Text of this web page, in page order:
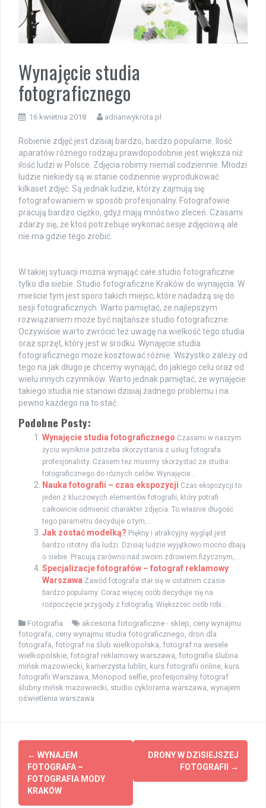
Wynajęcie studia
fotograficznego
16 kwietnia 2018 adrianwykrota.pl
Robienie zdjęć jest dzisiaj bardzo, bardzo popularne. Ilość
aparatów różnego rodzaju prawdopodobnie jest większa niż
ilość ludzi w Polsce. Zdjęcia robimy niemal codziennie. Młodzi
ludzie niekiedy są w stanie codziennie wyprodukować
kilkaset zdjęć. Są jednak ludzie, którzy zajmują się
fotografowaniem w sposób profesjonalny. Fotografowie
pracują bardzo ciężko, gdyż mają mnóstwo zleceń. Czasami
zdarzy się, że ktoś potrzebuje wykonać sesje zdjęciową ale
nie ma gdzie tego zrobić.
W takiej sytuacji można wynająć całe studio fotograficzne
tylko dla siebie. Studio fotograficzne Kraków do wynajęcia. W
mieście tym jest sporo takich miejsc, które nadadzą się do
sesji fotograficznych. Warto pamiętać, że najlepszym
rozwiązaniem może być najtańsze studio fotograficzne.
Oczywiście warto zwrócić też uwagę na wielkość tego studia
oraz sprzęt, który jest w środku. Wynajęcie studia
fotograficznego może kosztować różnie. Wszystko zależy od
tego na jak długo je chcemy wynająć, do jakiego celu oraz od
wielu innych czynników. Warto jednak pamiętać, że wynajęcie
takiego studia nie stanowi dzisiaj żadnego problemu i na
pewno każdego na to stać.
Podobne Posty:
Wynajęcie studia fotograficznego Czasami w naszym
życiu wyniknie potrzeba skorzystania z usług fotografa
profesjonalisty. Czasem też musimy skorzystać ze studia
fotograficznego do różnych celów. Wynajęcie...
Nauka fotografii – czas ekspozycji Czas ekspozycji to
jeden z kluczowych elementów fotografii, który potrafi
całkowicie odmienić charakter zdjęcia. To właśnie długość
tego parametru decyduje o tym,...
Jak zostać modelką? Piękny i atrakcyjny wygląd jest
bardzo istotny dla ludzi. Dzisiaj ludzie wyjątkowo mocno dbają
o siebie. Pracują zarówno nad swoim zdrowiem fizycznym,...
Specjalizacje fotografów – fotograf reklamowy
Warszawa Zawód fotografa stał się w ostatnim czasie
bardzo popularny. Coraz więcej osób decyduje się na
rozpoczęcie przygody z fotografią. Większość osób robi...
Fotografia akcesoria fotograficzne - sklep ceny wynajmu
fotografa ceny wynajmu studia fotograficznego dron dla
fotografa fotograf na ślub wielkopolska fotograf na wesele
wielkopolskie fotograf reklamowy warszawa fotografia ślubna
mińsk mazowiecki kamerzysta lublin kurs fotografii online kurs
fotografii Warszawa Monopod selfie profesjonalny fotograf
ślubny mińsk mazowiecki studio cyklorama warszawa wynajem
oświetlenia warszawa
Zobacz
wpisy
← WYNAJEM
FOTOGRAFA –
FOTOGRAFIA MODY
KRAKÓW
DRONY W DZISIEJSZEJ
FOTOGRAFII
→